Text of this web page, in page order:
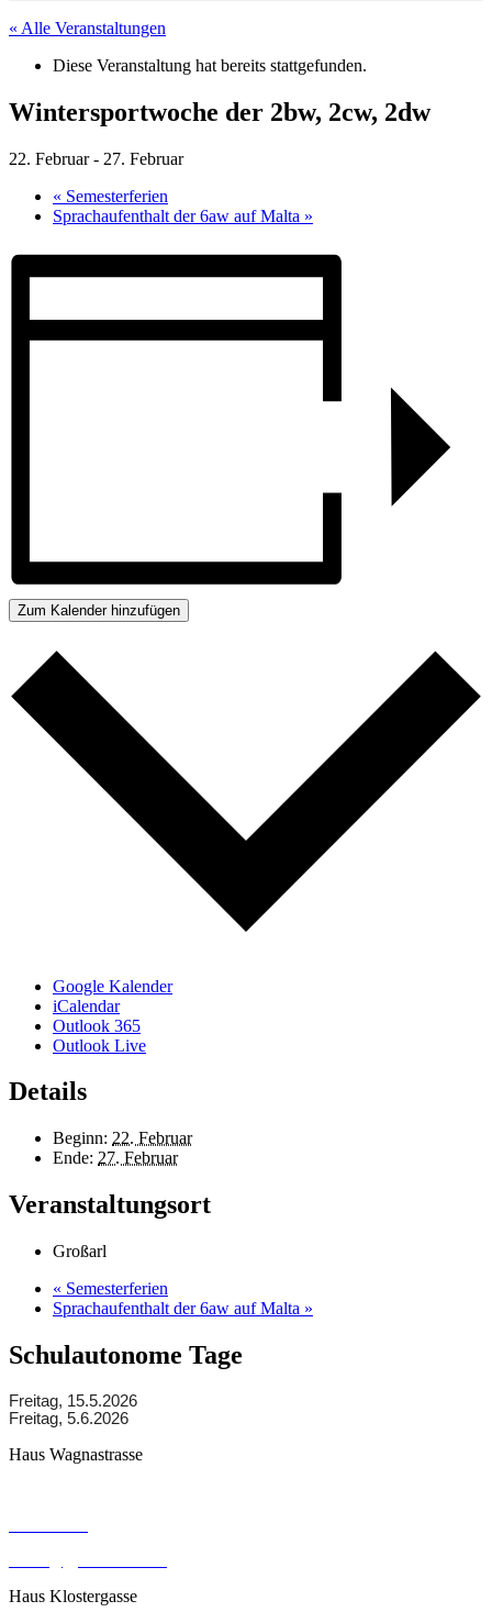
« Alle Veranstaltungen
Diese Veranstaltung hat bereits stattgefunden.
Wintersportwoche der 2bw, 2cw, 2dw
22. Februar- 27. Februar
« Semesterferien
Sprachaufenthalt der 6aw auf Malta »
Zum Kalender hinzufügen
Google Kalender
iCalendar
Outlook 365
Outlook Live
Details
Beginn: 22. Februar
Ende: 27. Februar
Veranstaltungsort
Großarl
« Semesterferien
Sprachaufenthalt der 6aw auf Malta »
Schulautonome Tage
Freitag, 15.5.2026
Freitag, 5.6.2026
Haus Wagnastrasse
Haus Klostergasse